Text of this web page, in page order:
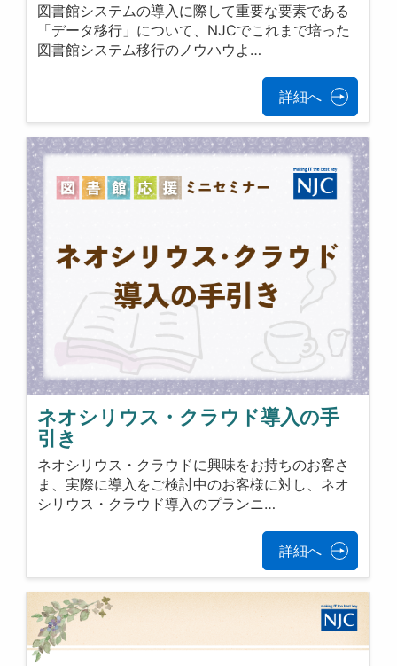
図書館システムの導入に際して重要な要素である
「データ移行」について、NJCでこれまで培った
図書館システム移行のノウハウよ…
詳細へ
ネオシリウス・クラウド導入の手
引き
ネオシリウス・クラウドに興味をお持ちのお客さ
ま、実際に導入をご検討中のお客様に対し、ネオ
シリウス・クラウド導入のプランニ…
詳細へ